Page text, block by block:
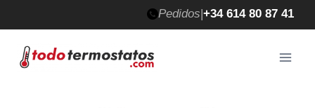
al
contenido
Pedidos|+34 614 80 87 41